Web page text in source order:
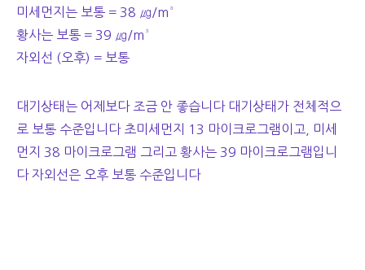
미세먼지는 보통 = 38 ㎍/m³
황사는 보통 = 39 ㎍/m³
자외선 (오후) = 보통
대기상태는 어제보다 조금 안 좋습니다 대기상태가 전체적으
로 보통 수준입니다 초미세먼지 13 마이크로그램이고, 미세
먼지 38 마이크로그램 그리고 황사는 39 마이크로그램입니
다 자외선은 오후 보통 수준입니다